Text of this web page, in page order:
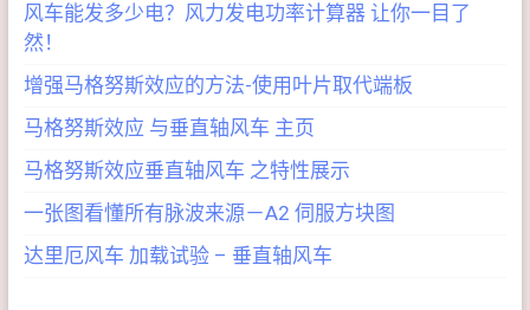
风车能发多少电？风力发电功率计算器 让你一目了
然！
增强马格努斯效应的方法-使用叶片取代端板
马格努斯效应 与垂直轴风车 主页
马格努斯效应垂直轴风车 之特性展示
一张图看懂所有脉波来源－A2 伺服方块图
达里厄风车 加载试验 – 垂直轴风车